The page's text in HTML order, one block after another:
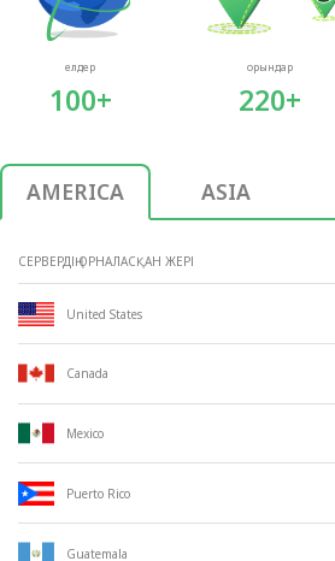
елдер
100+
орындар
220+
AMERICA ASIA
СЕРВЕРДІҢ ОРНАЛАСҚАН ЖЕРІ
United States
Canada
Mexico
Puerto Rico
Guatemala